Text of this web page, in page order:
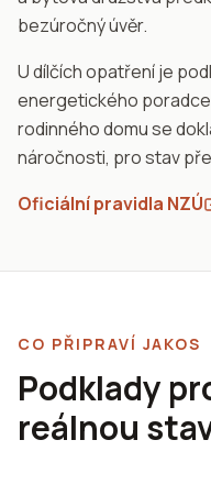
bezúročný úvěr.
U dílčích opatření je
energetického poradce
rodinného domu se
náročnosti, pro stav
Oficiální pravidla NZÚ
CO PŘIPRAVÍ JAKOS
Podklady
reálnou